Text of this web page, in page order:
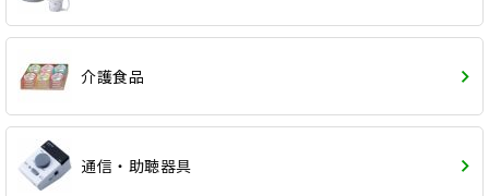
介護食品
通信・助聴器具